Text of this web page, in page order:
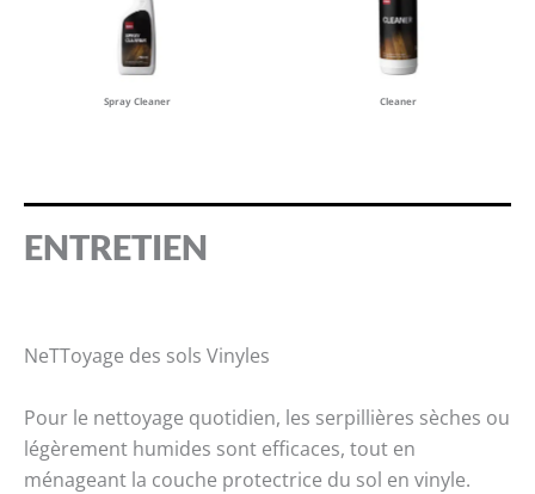
Spray Cleaner Cleaner
ENTRETIEN
NeTToyage des sols Vinyles
Pour le nettoyage quotidien, les serpillières sèches ou
légèrement humides sont efficaces, tout en
ménageant la couche protectrice du sol en vinyle.